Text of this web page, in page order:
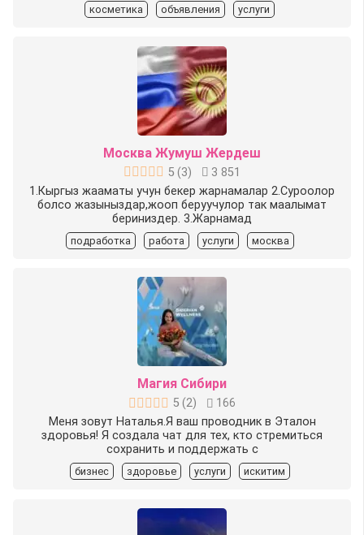
косметика объявления услуги
Москва Жумуш Жердеш
5 (3)
3 851
1.Кыргыз жааматы учун бекер жарнамалар 2.Суроолор
болсо жазыныздар,жооп беруучулор так маалымат
бериниздер. 3.Жарнамад
подработка работа услуги москва
Магия Сибири
5 (2)
166
Меня зовут Наталья.Я ваш проводник в Эталон
здоровья! Я создала чат для тех, кто стремиться
сохранить и поддержать с
бизнес здоровье услуги искитим